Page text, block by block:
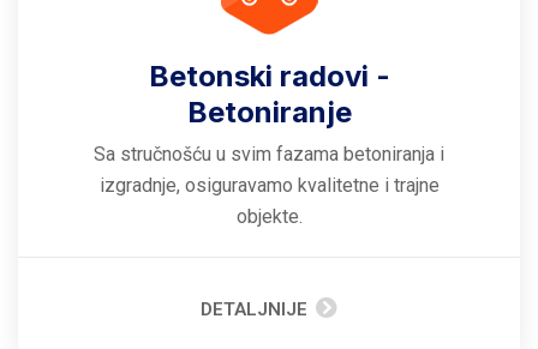
Betonski radovi -
Betoniranje
Sa stručnošću u svim fazama betoniranja i
izgradnje, osiguravamo kvalitetne i trajne
objekte.
DETALJNIJE